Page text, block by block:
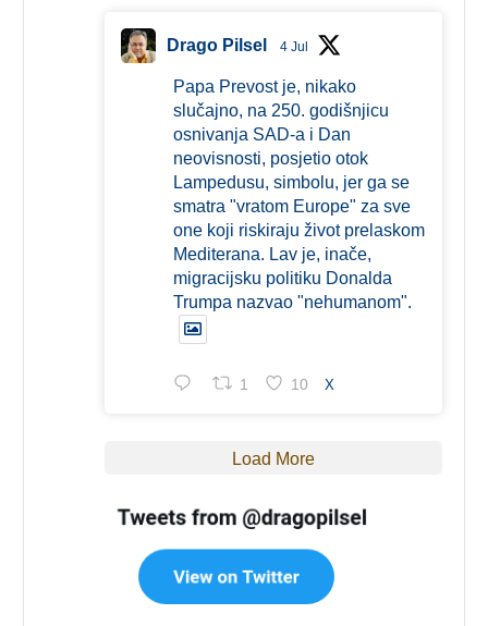
Drago Pilsel 4 Jul
Papa Prevost je, nikako
slučajno, na 250. godišnjicu
osnivanja SAD-a i Dan
neovisnosti, posjetio otok
Lampedusu, simbolu, jer ga se
smatra "vratom Europe" za sve
one koji riskiraju život prelaskom
Mediterana. Lav je, inače,
migracijsku politiku Donalda
Trumpa nazvao "nehumanom".
1 10 X
Load More